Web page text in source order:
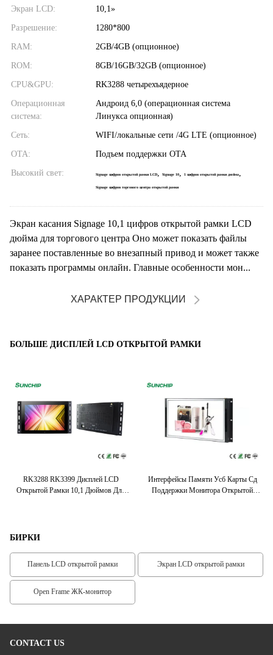
Экран LCD: 10,1»
Разрешение: 1280*800
RAM: 2GB/4GB (опционное)
ROM: 8GB/16GB/32GB (опционное)
CPU&GPU: RK3288 четырехъядерное
Операционная
система:
Андроид 6,0 (операционная система
Линукса опционная)
Сеть: WIFI/локальные сети /4G LTE (опционное)
OTA: Подъем поддержки OTA
Высокий свет: Signage цифров открытой рамки LCD, Signage 10, 1 цифров открытой рамки дюйма,
Signage цифров торгового центра открытой рамки
Экран касания Signage 10,1 цифров открытой рамки LCD
дюйма для торгового центра Оно может показать файлы
заранее поставленные во внезапный привод и может также
показать программы онлайн. Главные особенности мон...
ХАРАКТЕР ПРОДУКЦИИ
БОЛЬШЕ ДИСПЛЕЙ LCD ОТКРЫТОЙ РАМКИ
RK3288 RK3399 Дисплей LCD
Открытой Рамки 10,1 Дюймов Для
Интерфейсы Памяти Усб Карты Сд
Поддержки Монитора Открытой
БИРКИ
Панель LCD открытой рамки Экран LCD открытой рамки
Open Frame ЖК-монитор
CONTACT US